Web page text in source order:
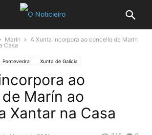
Marín
A Xunta incorpora ao concello de Marín
Casa
Pontevedra Xunta de Galicia
ao
Marín ao
Xantar na Casa